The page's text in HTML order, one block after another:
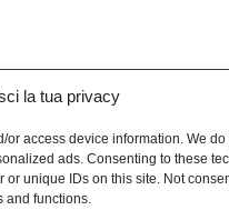
la tua privacy
access device information. We do
ads. Consenting to these
unique IDs on this site. Not
and functions.